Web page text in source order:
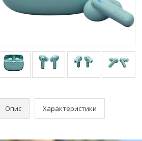
Опис Характеристики